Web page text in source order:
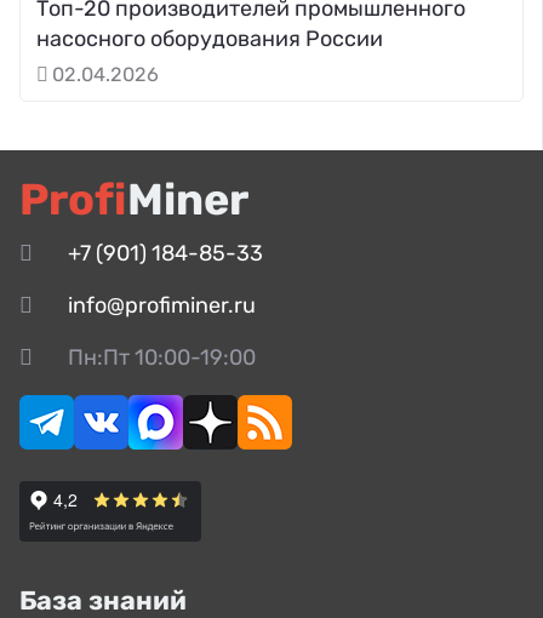
Топ-20 производителей промышленного
насосного оборудования России
02.04.2026
ProfiMiner
+7 (901) 184-85-33
info@profiminer.ru
Пн:Пт 10:00-19:00
База знаний